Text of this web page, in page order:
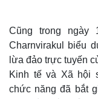
Cũng trong ngày
Charnvirakul biểu
lừa đảo trực tuyến
Kinh tế và Xã hội
chức năng đã bắt